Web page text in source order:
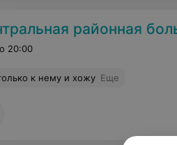
районная
20:00
к нему и хожу Еще